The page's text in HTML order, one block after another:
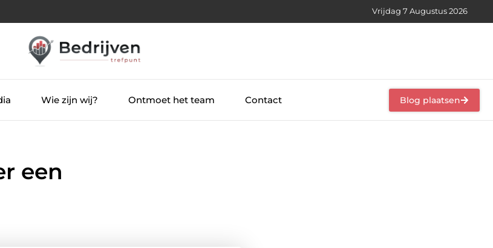
Vrijdag 7 Augustus 2026
Wie zijn wij? Ontmoet het team Contact Blog plaatsen
een